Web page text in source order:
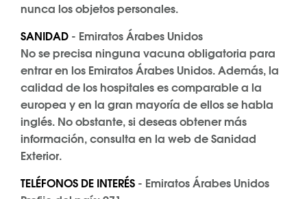
nunca los objetos personales.
SANIDAD - Emiratos Árabes Unidos
No se precisa ninguna vacuna obligatoria para
entrar en los Emiratos Árabes Unidos. Además, la
calidad de los hospitales es comparable a la
europea y en la gran mayoría de ellos se habla
inglés. No obstante, si deseas obtener más
información, consulta en la web de Sanidad
Exterior.
TELÉFONOS DE INTERÉS - Emiratos Árabes Unidos